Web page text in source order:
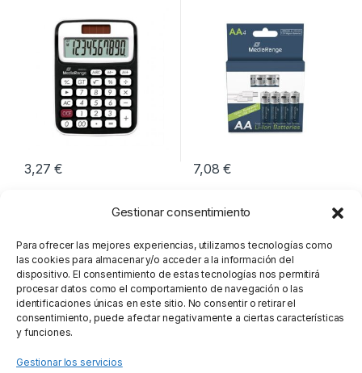
Gestionar consentimiento
Para ofrecer las mejores experiencias, utilizamos tecnologías como
las cookies para almacenar y/o acceder a la información del
dispositivo. El consentimiento de estas tecnologías nos permitirá
procesar datos como el comportamiento de navegación o las
identificaciones únicas en este sitio. No consentir o retirar el
consentimiento, puede afectar negativamente a ciertas características
y funciones.
Gestionar los servicios
3,27€ 7,08€